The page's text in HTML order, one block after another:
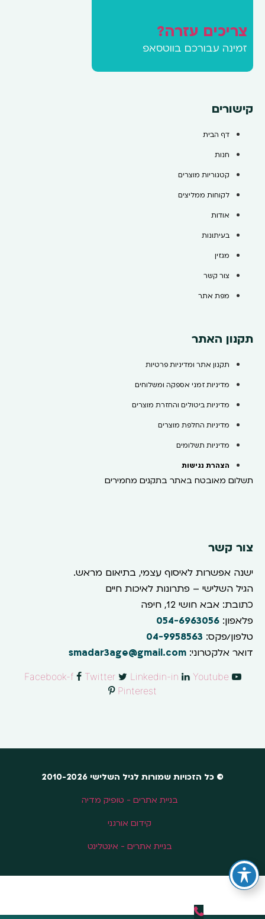
צריכים עזרה?
זמינה עבורכם בווטסאפ
קישורים
דף הבית
חנות
קטגוריות מוצרים
לקוחות ממליצים
אודות
בעיתונות
מגזין
צור קשר
מפת אתר
תקנון האתר
תקנון אתר ומדיניות פרטיות
מדיניות זמני אספקה ומשלוחים
מדיניות ביטולים והחזרת מוצרים
מדיניות החלפת מוצרים
מדיניות תשלומים
הצהרת נגישות
תשלום מאובטח באתר בתקנים מחמירים
צור קשר
ישנה אפשרות לאיסוף עצמי, בתיאום מראש.
הגיל השלישי – פתרונות לאיכות חיים
כתובת: אבא חושי 12, חיפה
פלאפון: 054-6963056
טלפון/פקס: 04-9958563
דואר אלקטרוני: smadar3age@gmail.com
Facebook-f Twitter Linkedin-in
Youtube
Pinterest
© כל הזכויות שמורות לגיל השלישי 2010-2026
בניית אתרים - טופיק מדיה
קידום אורגני
בניית אתרים - אינטלינט